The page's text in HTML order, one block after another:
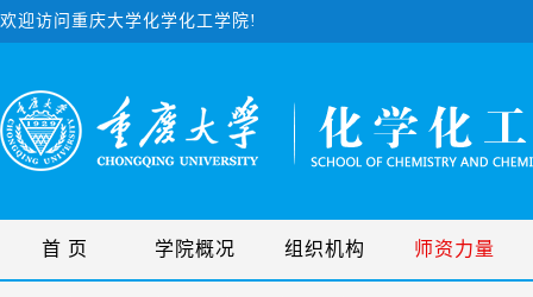
欢迎访问重庆大学化学化工学院!
首 页 学院概况 组织机构 师资力量